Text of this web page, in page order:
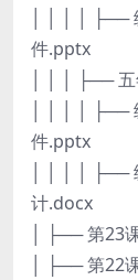
│ │ │ │ ├──
件.pptx
│ │ │ ├──
│ │ │ │ ├──
件.pptx
│ │ │ │ ├──
计.docx
│ ├── 第23
│ ├── 第22